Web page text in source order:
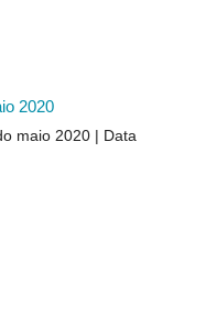
2020
maio 2020
Data